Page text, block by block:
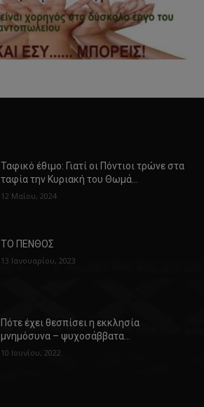
Ταφικό έθιμο: Γιατί οι Πόντιοι τρώνε στα
ταφία την Κυριακή του Θωμά…
12 Μαΐου, 2024
ΤΟ ΠΕΝΘΟΣ
13 Ιανουαρίου, 2023
Πότε έχει θεσπίσει η εκκλησία
μνημόσυνα – ψυχοσάββατα…
10 Ιουνίου, 2022